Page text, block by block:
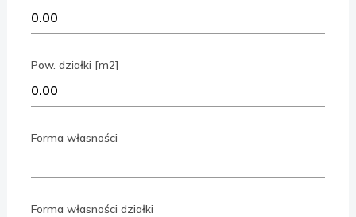
Pow. działki [m2]
Forma własności
Forma własności działki